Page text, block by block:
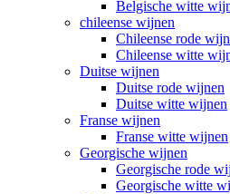
Belgische witte
chileense wijnen
Chileense rode
Chileense witte
Duitse wijnen
Duitse rode wijnen
Duitse witte wijnen
Franse wijnen
Franse witte wijnen
Georgische wijnen
Georgische rode
Georgische witte